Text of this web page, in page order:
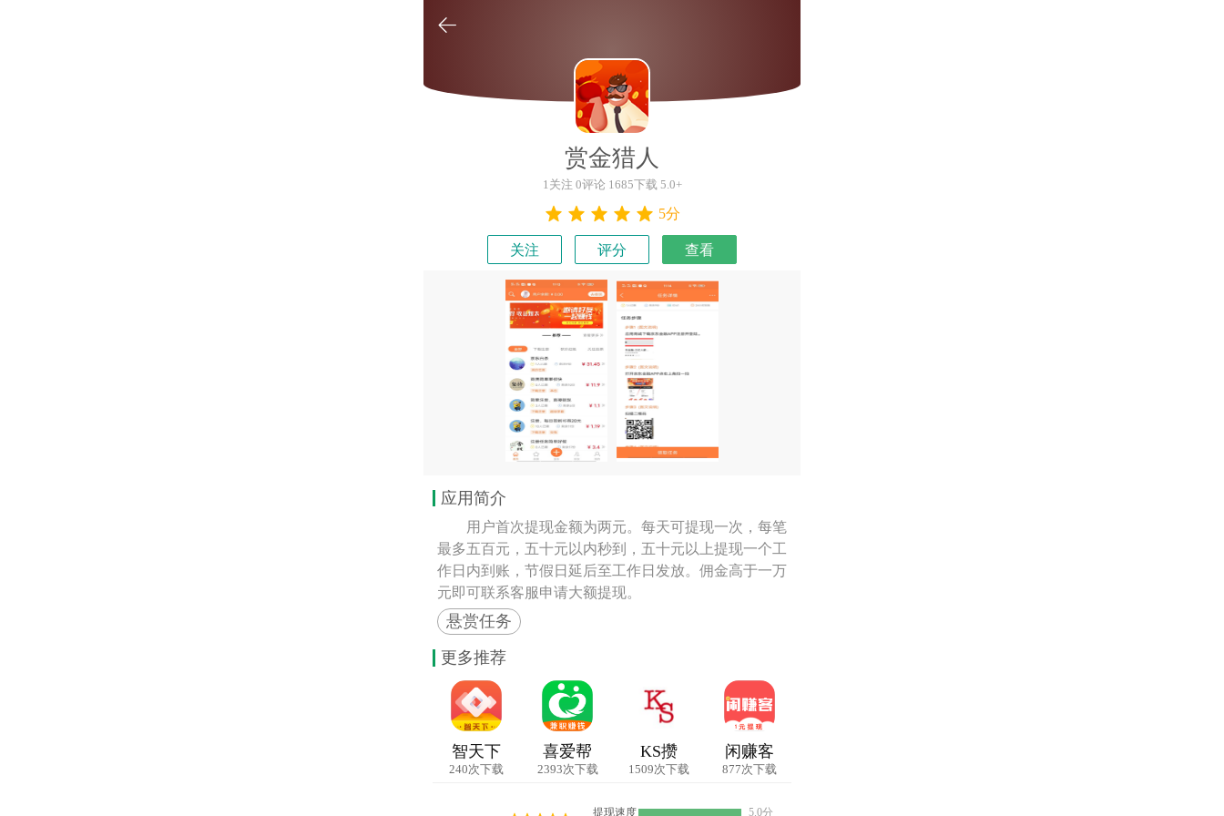

赏金猎人
1关注 0评论 1685下载 5.0+
5分
关注 评分 查看
应用简介
用户首次提现金额为两元。每天可提现一次，每笔
最多五百元，五十元以内秒到，五十元以上提现一个工
作日内到账，节假日延后至工作日发放。佣金高于一万
悬赏任务
更多推荐
智天下
240次下载
喜爱帮
2393次下载
KS攒
1509次下载
闲赚客
877次下载
提现速度 5.0分